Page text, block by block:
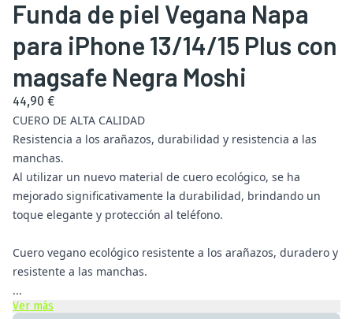
Funda de piel Vegana Napa
para iPhone 13/14/15 Plus con
magsafe Negra Moshi
44,90 €
CUERO DE ALTA CALIDAD
Resistencia a los arañazos, durabilidad y resistencia a las
manchas.
Al utilizar un nuevo material de cuero ecológico, se ha
mejorado significativamente la durabilidad, brindando un
toque elegante y protección al teléfono.
Cuero vegano ecológico resistente a los arañazos, duradero y
resistente a las manchas.
...
Ver más